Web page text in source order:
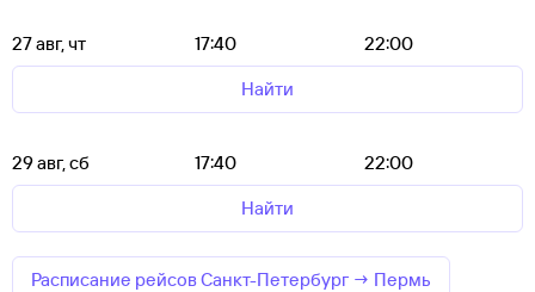
27 авг, чт 17:40
22:00
Найти
29 авг, сб 17:40
22:00
Найти
Расписание рейсов Санкт-Петербург → Пермь